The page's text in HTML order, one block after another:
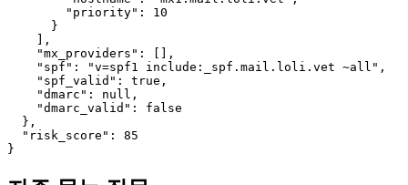
        "priority": 10
      }
    ],
    "mx_providers": [],
    "spf": "v=spf1 include:_spf.mail.loli.vet ~all",
    "spf_valid": true,
    "dmarc": null,
    "dmarc_valid": false
  },
  "risk_score": 85
}